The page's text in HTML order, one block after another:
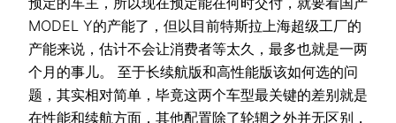
MODEL Y的产能了，但以目前特斯拉上海超级工厂的
产能来说，估计不会让消费者等太久，最多也就是一两
个月的事儿。 至于长续航版和高性能版该如何选的问
题，其实相对简单，毕竟这两个车型最关键的差别就是
在性能和续航方面，其他配置除了轮辋之外并无区别，